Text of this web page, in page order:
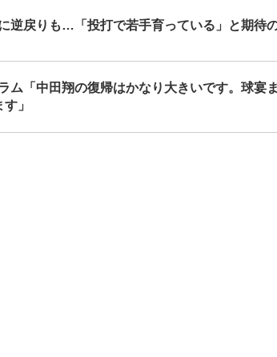
逆戻りも…「投打で若手育っている」と期待
ム「中田翔の復帰はかなり大きいです。球宴
」